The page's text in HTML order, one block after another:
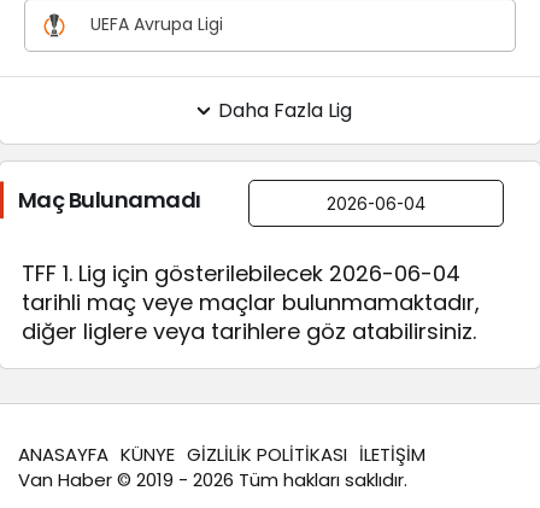
UEFA Avrupa Ligi
Daha Fazla Lig
Maç Bulunamadı
TFF 1. Lig için gösterilebilecek 2026-06-04
tarihli maç veye maçlar bulunmamaktadır,
diğer liglere veya tarihlere göz atabilirsiniz.
ANASAYFA KÜNYE GİZLİLİK POLİTİKASI İLETİŞİM
Van Haber© 2019 - 2026 Tüm hakları saklıdır.